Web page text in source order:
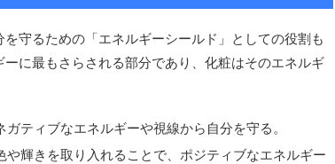
守るための「エネルギーシールド」としての役割も
に最もさらされる部分であり、化粧はそのエネルギ
ガティブなエネルギーや視線から自分を守る。
や輝きを取り入れることで、ポジティブなエネルギー